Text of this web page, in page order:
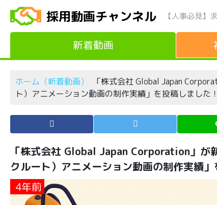
採用動画チャンネル 【人事必見】
新着動画
ホーム（新着動画）
「株式会社 Global Japan
ト）アニメーション動画の制作実績」を投稿しました！
「株式会社 Global Japan Corporation」が
クルート）アニメーション動画の制作実績」
4年前